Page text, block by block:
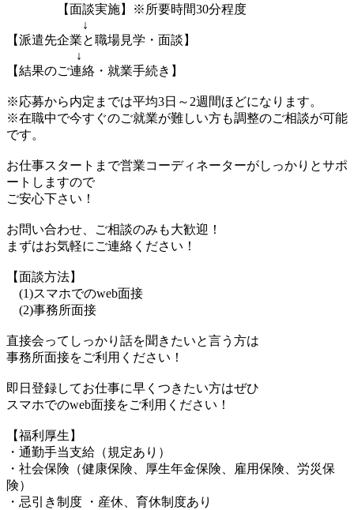
【面談実施】※所要時間30分程度
↓
【派遣先企業と職場見学・面談】
↓
【結果のご連絡・就業手続き】
※応募から内定までは平均3日～2週間ほどになります。
※在職中で今すぐのご就業が難しい方も調整のご相談が可能
です。
お仕事スタートまで営業コーディネーターがしっかりとサポ
ートしますので
ご安心下さい！
お問い合わせ、ご相談のみも大歓迎！
まずはお気軽にご連絡ください！
【面談方法】
(1)スマホでのweb面接
(2)事務所面接
直接会ってしっかり話を聞きたいと言う方は
事務所面接をご利用ください！
即日登録してお仕事に早くつきたい方はぜひ
スマホでのweb面接をご利用ください！
【福利厚生】
・通勤手当支給（規定あり）
・社会保険（健康保険、厚生年金保険、雇用保険、労災保
険）
・忌引き制度 ・産休、育休制度あり